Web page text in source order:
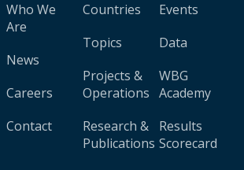
Who We
Are
News
Careers
Contact
Countries
Topics
Projects &
Operations
Research &
Publications
Events
Data
WBG
Academy
Results
Scorecard